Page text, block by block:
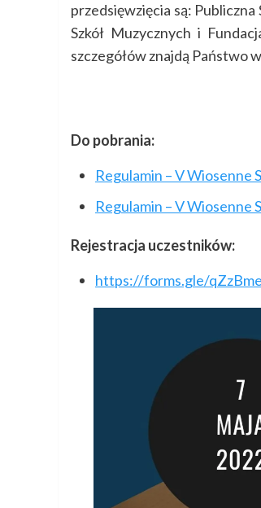
przedsięwzięcia są:
Szkół Muzycznych i
szczegółów znajdą Państwo
Do pobrania:
Regulamin – V
Regulamin – V
Rejestracja uczestników:
https://forms.gle/